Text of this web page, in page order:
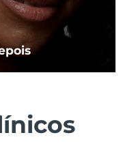
Entrega prevista8/11/26
prevista
prevista8/11/26